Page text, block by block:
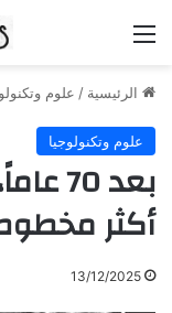
الرئيسية / علوم
علوم وتكنولوجيا
بعد
أكثر
13/12/2025